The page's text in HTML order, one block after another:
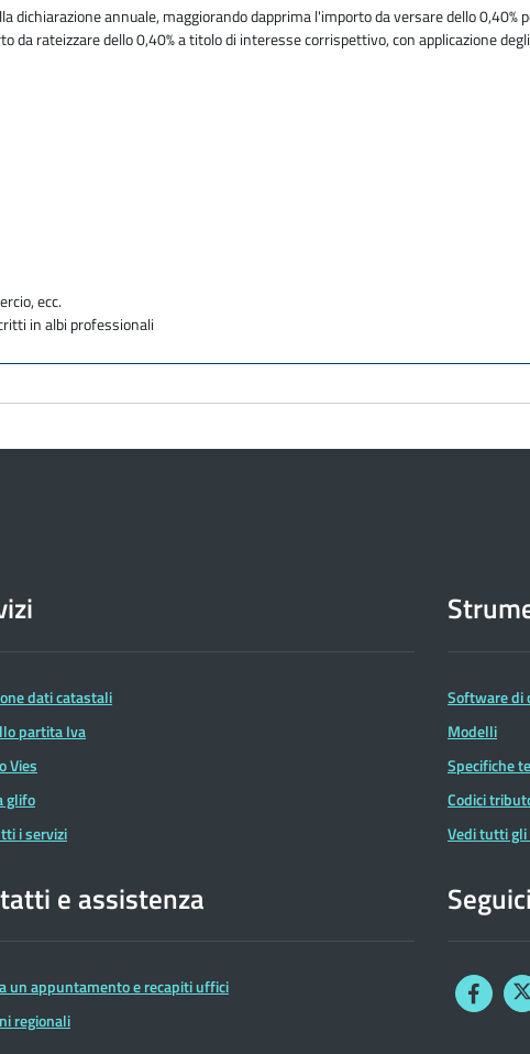
annuale, maggiorando dapprima l'importo da versare dello 0,40%
rateizzare dello 0,40% a titolo di interesse corrispettivo, con applicazione
ecc.
in albi professionali
dati catastali
partita Iva
Vies
glifo
i servizi
Software di
Modelli
Specifiche
Codici
Vedi tutti
e assistenza
un appuntamento e recapiti uffici
regionali